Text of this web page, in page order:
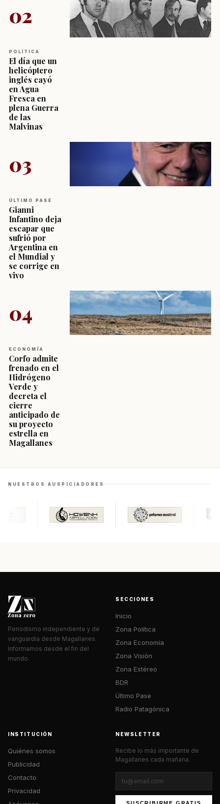
02
POLÍTICA
El día que un
helicóptero
inglés cayó
en Agua
Fresca en
plena Guerra
de las
Malvinas
03
ÚLTIMO PASE
Gianni
Infantino deja
escapar que
sufrió por
Argentina en
el Mundial y
se corrige en
vivo
04
ECONOMÍA
Corfo admite
frenado en el
Hidrógeno
Verde y
decreta el
cierre
anticipado de
su proyecto
estrella en
Magallanes
NUESTROS AUSPICIADORES
Periodismo independiente y de
vanguardia desde Magallanes.
Informamos desde el fin del
mundo.
SECCIONES
Inicio
Zona Política
Zona Economía
Zona Visión
Zona Estéreo
BDR
Último Pase
Radio Patagónica
INSTITUCIÓN
Quiénes somos
Publicidad
Contacto
Privacidad
NEWSLETTER
Recibe lo más importante de
Magallanes cada mañana.